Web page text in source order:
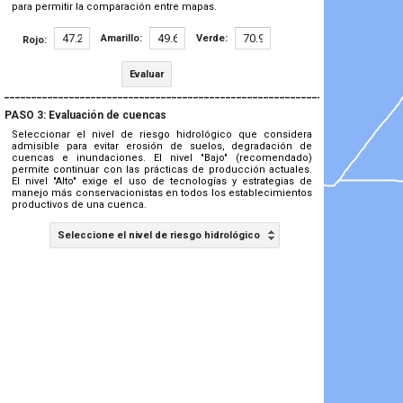
para permitir la comparación entre mapas.
Rojo: Amarillo: Verde:
Evaluar
_______________________________________________________________
PASO 3: Evaluación de cuencas
Seleccionar el nivel de riesgo hidrológico que considera
admisible para evitar erosión de suelos, degradación de
cuencas e inundaciones. El nivel "Bajo" (recomendado)
permite continuar con las prácticas de producción actuales.
El nivel "Alto" exige el uso de tecnologías y estrategias de
manejo más conservacionistas en todos los establecimientos
productivos de una cuenca.
Seleccione el nivel de riesgo hidrológico